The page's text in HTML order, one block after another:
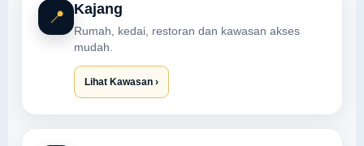
📍 Kajang
Rumah, kedai, restoran dan kawasan akses
mudah.
Lihat Kawasan ›